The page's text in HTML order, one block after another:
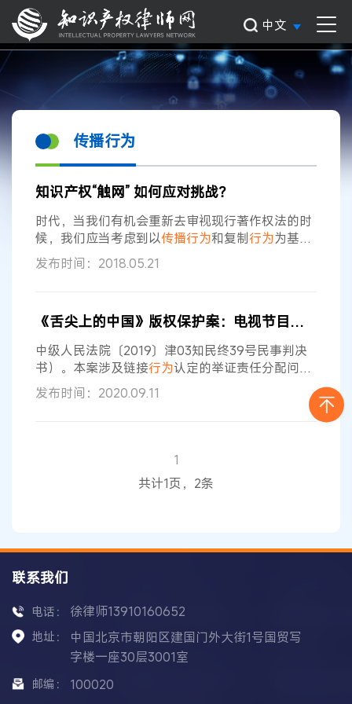
中文
传播行为
知识产权“触网” 如何应对挑战？
时代，当我们有机会重新去审视现行著作权法的时
候，我们应当考虑到以传播行为和复制行为为基础
的权利的关系，进而给予
国人民大学知识产权学院副院长郭禾看来，我国著
议，从复制权利束、 传播权利束的角度重新审视著
作财产权。由于互联网内容的传播正逐渐脱离对载
体的占有，更加注意给予传播行为相应的法律地位
发布时间：2018.05.21
《舌尖上的中国》版权保护案：电视节目
传播
中级人民法院〔2019〕津03知民终39号民事判决
书）。本案涉及链接行为认定的举证责任分配问
题，更涉及何种链接 行为
可适用“通知+删除”这一规定的难点问题（《信息网
视节目等视听节目在现实中非常普遍，链接可主要
层链接指从设链网站链至被链
发布时间：2020.09.11
1
共计1页，2条
联系我们
电话： 徐律师13910160652
地址：
中国北京市朝阳区建国门外大街1号国贸写
字楼一座30层3001室
邮编： 100020